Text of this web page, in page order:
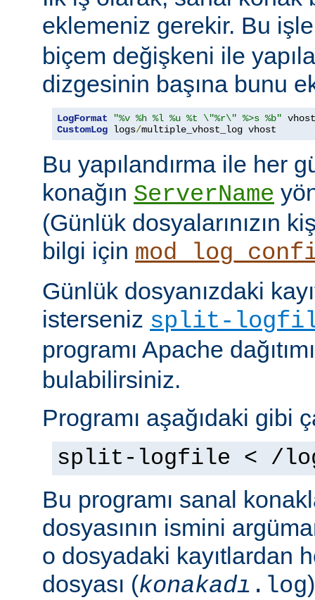
eklemeniz gerekir. Bu
biçem değişkeni ile
dizgesinin başına bunu
LogFormat
"%v %h %l %u %t \"%r\" %>s %b"
CustomLog logs/multiple_vhost_log vhost
Bu yapılandırma ile her
konağın ServerName
(Günlük dosyalarınızın
bilgi için
Günlük dosyanızdaki
isterseniz split-
programı Apache
bulabilirsiniz.
Programı aşağıdaki gibi
split-logfile < /
Bu programı sanal
dosyasının ismini
o dosyadaki kayıtlardan
dosyası (konakadı .log